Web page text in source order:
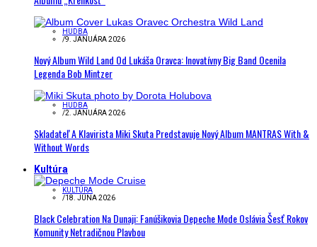
HUDBA
/9. JANUÁRA 2026
Nový Album Wild Land Od Lukáša Oravca: Inovatívny Big Band Ocenila
Legenda Bob Mintzer
HUDBA
/2. JANUÁRA 2026
Skladateľ A Klavirista Miki Skuta Predstavuje Nový Album MANTRAS With &
Without Words
Kultúra
KULTÚRA
/18. JÚNA 2026
Black Celebration Na Dunaji: Fanúšikovia Depeche Mode Oslávia Šesť Rokov
Komunity Netradičnou Plavbou